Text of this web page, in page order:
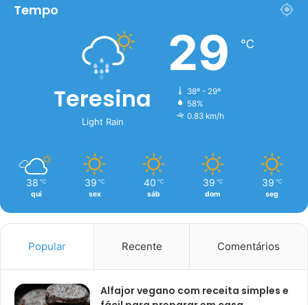
Tempo
Teresina
Light Rain
29 ℃
38º - 29º
58%
0.83 km/h
38 ℃
qui
39 ℃
sex
40 ℃
sáb
39 ℃
dom
39 ℃
seg
Popular Recente Comentários
Alfajor vegano com receita simples e